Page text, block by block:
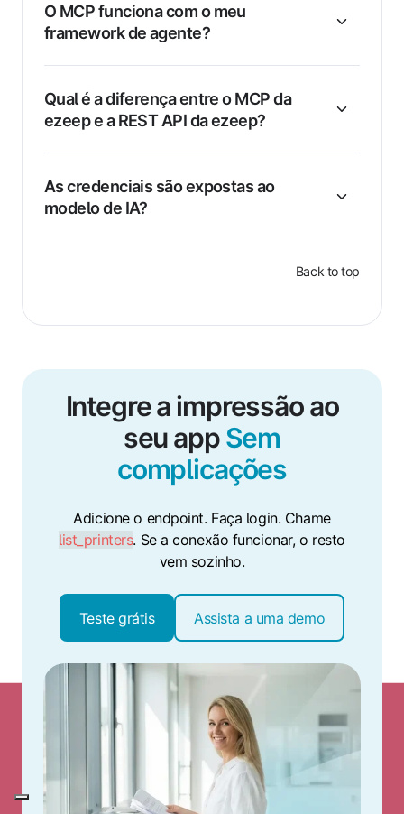
O MCP funciona com o meu
framework de agente?
Qual é a diferença entre o MCP da
ezeep e a REST API da ezeep?
As credenciais são expostas ao
modelo de IA?
Back to top
Integre a impressão ao
seu appSem
complicações
Adicione o endpoint. Faça login. Chame
list_printers. Se a conexão funcionar, o resto
vem sozinho.
Teste grátis Assista a uma demo